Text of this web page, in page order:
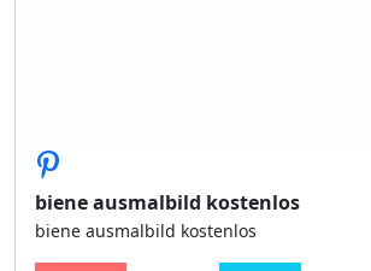
biene ausmalbild kostenlos
biene ausmalbild kostenlos